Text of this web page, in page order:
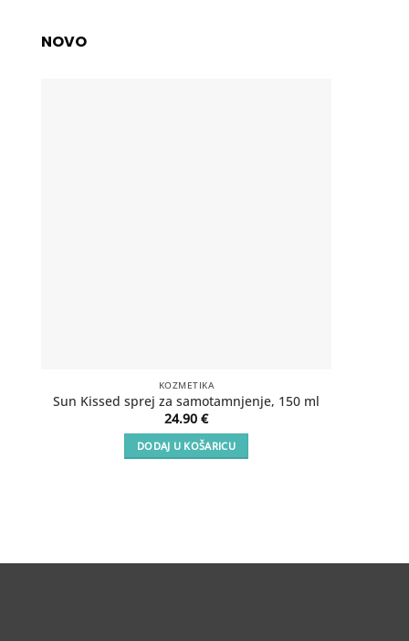
NOVO
KOZMETIKA
Sun Kissed sprej za samotamnjenje, 150 ml
24.90 €
DODAJ U KOŠARICU